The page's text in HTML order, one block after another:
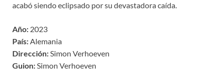
acabó siendo eclipsado por su devastadora caída.
Año: 2023
País:Alemania
Dirección:Simon Verhoeven
Guion:Simon Verhoeven